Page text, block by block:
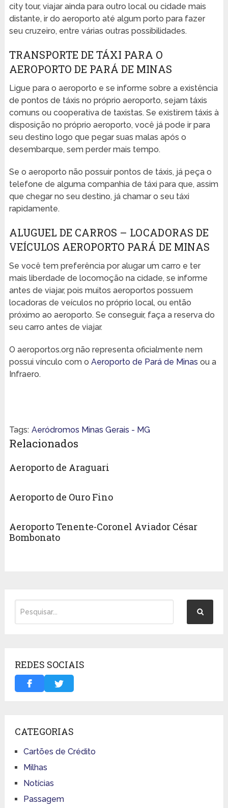
city tour, viajar ainda para outro local ou cidade mais
distante, ir do aeroporto até algum porto para fazer
seu cruzeiro, entre várias outras possibilidades.
TRANSPORTE DE TÁXI PARA O
AEROPORTO DE PARÁ DE MINAS
Ligue para o aeroporto e se informe sobre a existência
de pontos de táxis no próprio aeroporto, sejam táxis
comuns ou cooperativa de taxistas. Se existirem táxis à
disposição no próprio aeroporto, você já pode ir para
seu destino logo que pegar suas malas após o
desembarque, sem perder mais tempo.
Se o aeroporto não possuir pontos de táxis, já peça o
telefone de alguma companhia de táxi para que, assim
que chegar no seu destino, já chamar o seu táxi
rapidamente.
ALUGUEL DE CARROS – LOCADORAS DE
VEÍCULOS AEROPORTO PARÁ DE MINAS
Se você tem preferência por alugar um carro e ter
mais liberdade de locomoção na cidade, se informe
antes de viajar, pois muitos aeroportos possuem
locadoras de veículos no próprio local, ou então
próximo ao aeroporto. Se conseguir, faça a reserva do
seu carro antes de viajar.
O aeroportos.org não representa oficialmente nem
possui vínculo com o Aeroporto de Pará de Minas ou a
Infraero.
Tags: Aeródromos Minas Gerais - MG
Relacionados
Aeroporto de Araguari
Aeroporto de Ouro Fino
Aeroporto Tenente-Coronel Aviador César
Bombonato
REDES SOCIAIS
CATEGORIAS
Cartões de Crédito
Milhas
Notícias
Passagem